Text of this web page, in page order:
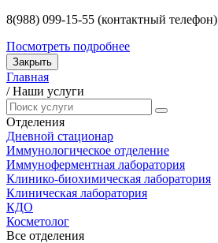
8(988) 099-15-55 (контактный телефон)
Посмотреть подробнее
Закрыть
Главная
/ Наши услуги
Отделения
Дневной стационар
Иммунологическое отделение
Иммуноферментная лаборатория
Клинико-биохимическая лаборатория
Клиническая лаборатория
КДО
Косметолог
Все отделения